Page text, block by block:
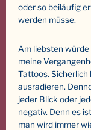
oder so beiläufig
werden müsse.
Am liebsten
meine
Tattoos.
ausradieren.
jeder Blick oder
negativ. Denn es
man wird immer